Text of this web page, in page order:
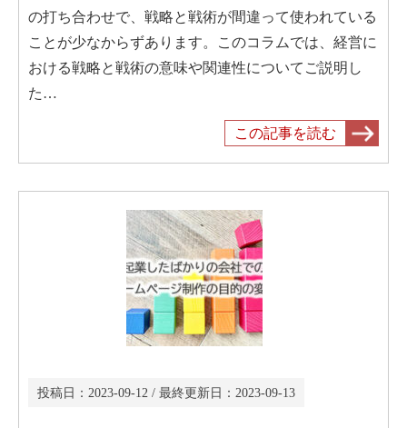
の打ち合わせで、戦略と戦術が間違って使われている
ことが少なからずあります。このコラムでは、経営に
おける戦略と戦術の意味や関連性についてご説明し
た…
この記事を読む
投稿日： 2023-09-12 / 最終更新日： 2023-09-13